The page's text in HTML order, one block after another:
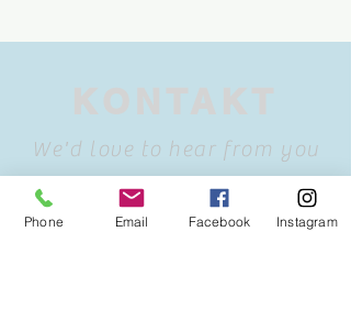
We'd love to hear from you
Phone Email Facebook Instagram